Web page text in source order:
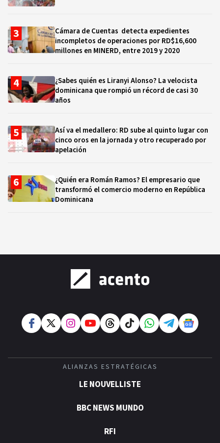
Cámara de Cuentas detecta expedientes
incompletos de operaciones por RD$16,600
millones en MINERD, entre 2019 y 2020
¿Sabes quién es Liranyi Alonso? La velocista
dominicana que rompió un récord de casi 30
años
Así va el medallero: RD sube al quinto lugar con
cinco oros en la jornada y otro recuperado por
apelación
¿Quién era Román Ramos? El empresario que
transformó el comercio moderno en República
Dominicana
ALIANZAS ESTRATÉGICAS
LE NOUVELLISTE
BBC NEWS MUNDO
RFI